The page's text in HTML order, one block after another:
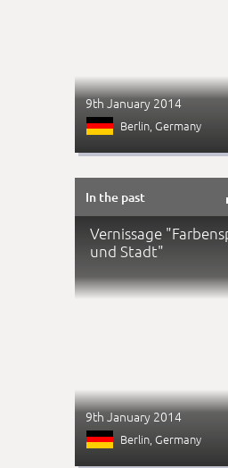
9th January 2014
Berlin, Germany
In the past
Vernissage
und Stadt"
9th January 2014
Berlin, Germany